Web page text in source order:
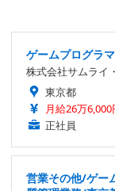
ゲームプログラ
株式会社サムライ
東京都
月給26万
正社員
営業その他/ゲー